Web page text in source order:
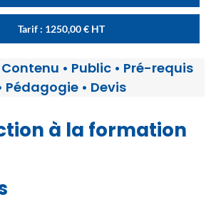
Tarif : 1250,00€ HT
Contenu • Public • Pré-requis
Pédagogie • Devis
à la formation